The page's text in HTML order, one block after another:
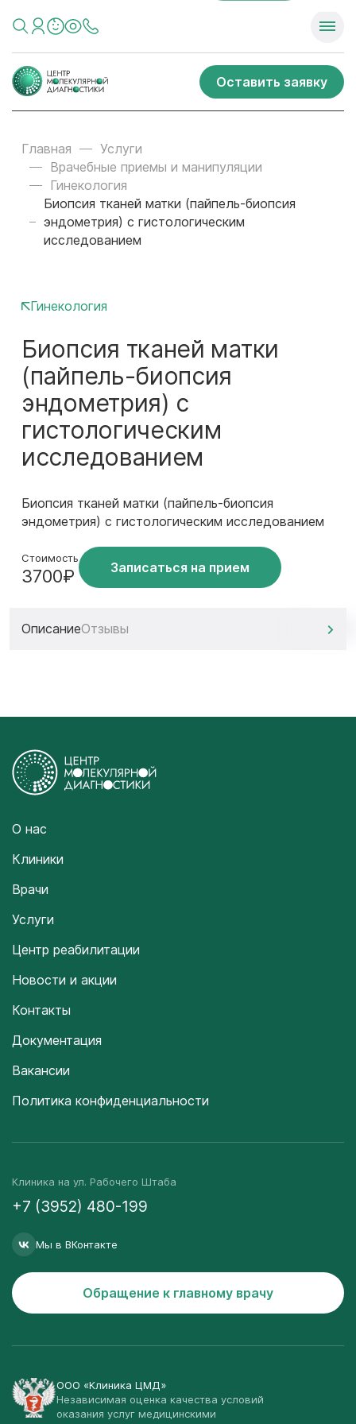
Оставить заявку
Главная
Услуги
Врачебные приемы и манипуляции
Гинекология
Биопсия тканей матки (пайпель-биопсия
эндометрия) с гистологическим
исследованием
Гинекология
Биопсия тканей матки
(пайпель-биопсия
эндометрия) с
гистологическим
исследованием
Биопсия тканей матки (пайпель-биопсия
эндометрия) с гистологическим исследованием
Стоимость
3700₽ Записаться на прием
ОписаниеОтзывы
О нас
Клиники
Врачи
Услуги
Центр реабилитации
Новости и акции
Контакты
Документация
Вакансии
Политика конфиденциальности
Клиника на ул. Рабочего Штаба
+7 (3952) 480-199
Мы в ВКонтакте
Обращение к главному врачу
ООО «Клиника ЦМД»
Независимая оценка качества условий
оказания услуг медицинскими